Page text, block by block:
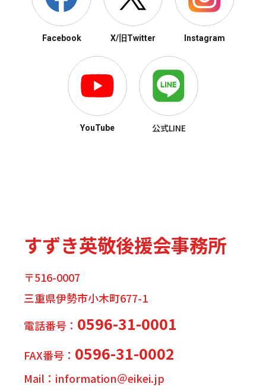
Facebook X/旧Twitter Instagram
YouTube 公式LINE
すずき英敬後援会事務所
〒516-0007
三重県伊勢市小木町677-1
電話番号： 0596-31-0001
FAX番号： 0596-31-0002
Mail：information＠eikei.jp